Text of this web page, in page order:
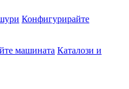
Конфигурирайте
машината Каталози и